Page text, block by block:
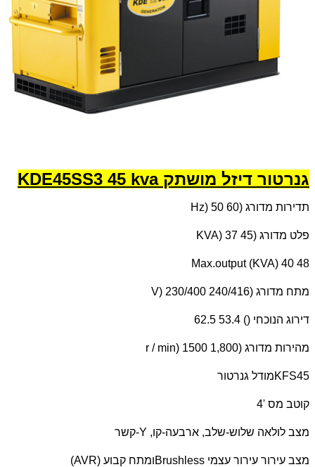
גנרטור דיזל מושתק KDE45SS3 45 kva
תדירות מדורג (Hz) 50 60
פלט מדורג (KVA) 37 45
Max.output (KVA) 40 48
מתח מדורג (V) 230/400 240/416
דירוג הנוכחי () 53.4 62.5
מהירות מדורג (r / min) 1500 1,800
KFS45מודל גנרטור
קוטב מס '4
מצב לולאה שלוש-שלב, ארבעה-קו, Y-קשר
מצב עירור עירור עצמי Brushlessומתח קבוע (AVR
)